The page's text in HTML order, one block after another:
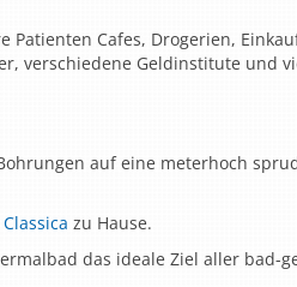
Cafes, Drogerien,
verschiedene Geldinstitute und
auf eine meterhoch
zu Hause.
das ideale Ziel aller bad-